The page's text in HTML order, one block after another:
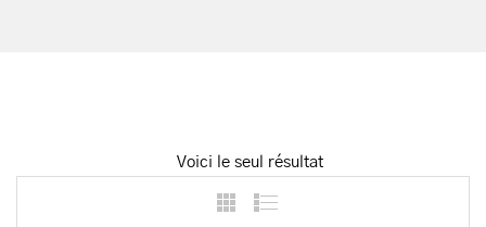
Voici le seul résultat